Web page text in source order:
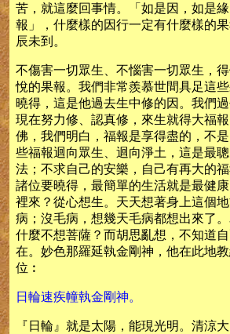
苦，就這麼回事情。「如是因，如是
報」，什麼樣的因行一定有什麼樣的
辰未到。
不傷害一切眾生、不惱害一切眾生，
悅的果報。我們非常羨慕世間具足這
曉得，這是他過去生中修的因。我們
現在努力修、認真修，來生就得大福
佛，我們明白，福報是享得盡的，不
些福報迴向眾生、迴向淨土，這是最
法；不求自己的安樂，自己有再大的福
諸位要曉得，最簡單的生活就是最健
裡來？從心想生。天天想著身上這個
病；沒毛病，想幾天毛病都想出來了
什麼不想菩薩？而胡思亂想，不知道
在。妙色那羅延執金剛神，他在此地
位︰
日輪速疾幢執金剛神。
『日輪』就是太陽，能現光明。清涼